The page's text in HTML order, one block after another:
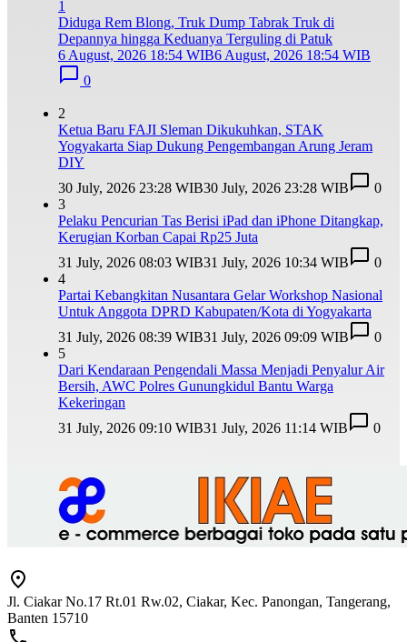
1
Diduga Rem Blong, Truk Dump Tabrak Truk di
Depannya hingga Keduanya Terguling di Patuk
6 August, 2026 18:54 WIB6 August, 2026 18:54 WIB
0
2
Ketua Baru FAJI Sleman Dikukuhkan, STAK
Yogyakarta Siap Dukung Pengembangan Arung Jeram
DIY
30 July, 2026 23:28 WIB30 July, 2026 23:28 WIB
0
3
Pelaku Pencurian Tas Berisi iPad dan iPhone Ditangkap,
Kerugian Korban Capai Rp25 Juta
31 July, 2026 08:03 WIB31 July, 2026 10:34 WIB
0
4
Partai Kebangkitan Nusantara Gelar Workshop Nasional
Untuk Anggota DPRD Kabupaten/Kota di Yogyakarta
31 July, 2026 08:39 WIB31 July, 2026 09:09 WIB
0
5
Dari Kendaraan Pengendali Massa Menjadi Penyalur Air
Bersih, AWC Polres Gunungkidul Bantu Warga
Kekeringan
31 July, 2026 09:10 WIB31 July, 2026 11:14 WIB 0
Jl. Ciakar No.17 Rt.01 Rw.02, Ciakar, Kec. Panongan, Tangerang,
Banten 15710